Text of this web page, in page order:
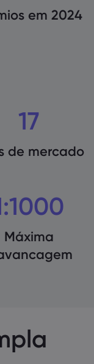
em 2024
17
de mercado
Máxima